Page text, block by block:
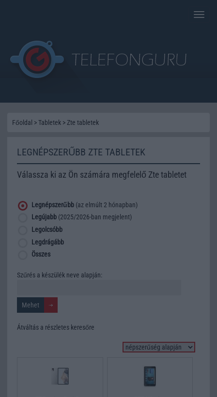
Toggle
Főoldal >Tabletek > Zte tabletek
LEGNÉPSZERŰBB ZTE TABLETEK
Válassza ki az Ön számára megfelelő Zte tabletet
Legnépszerűbb (az elmúlt 2 hónapban)
Legújabb (2025/2026-ban megjelent)
Legolcsóbb
Legdrágább
Összes
Szűrés a készülék neve alapján:
Átváltás a részletes keresőre